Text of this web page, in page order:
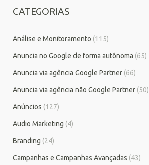
CATEGORIAS
Análise e Monitoramento (115)
Anuncia no Google de forma autônoma (65)
Anuncia via agência Google Partner (66)
Anuncia via agência não Google Partner (50)
Anúncios (127)
Audio Marketing (4)
Branding (24)
Campanhas e Campanhas Avançadas (43)